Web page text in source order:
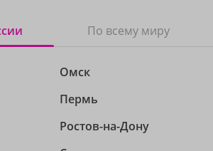
По всему миру
Омск
Пермь
Ростов-на-Дону